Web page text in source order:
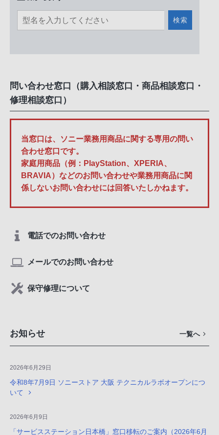
検索
問い合わせ窓口（購入相談窓口・商品相談窓口・
修理相談窓口）
当窓口は、ソニー業務用商品に関する専用の問い
合わせ窓口です。
家庭用商品（例：PlayStation、XPERIA、
BRAVIA）などのお問い合わせや業務用商品に関
係しないお問い合わせには回答いたしかねます。
電話でのお問い合わせ
メールでのお問い合わせ
保守修理について
お知らせ 一覧へ
2026年6月29日
令和8年7月9日 ソニーストア 大阪 テクニカルラボオープンにつ
いて
2026年6月9日
「サービスステーション日本橋」窓口移転のご案内（2026年6月